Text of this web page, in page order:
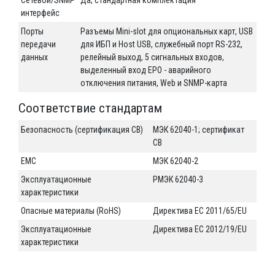
интерфейс
Порты
передачи
данных
Разъемы Mini-slot для опциональных карт, USB
для ИБП и Host USB, служебный порт RS-232,
релейный выход, 5 сигнальных входов,
выделенный вход EPO - аварийного
отключения питания, Web и SNMP-карта
Соответствие стандартам
Безопасность (сертификация CB)
МЭК 62040-1; сертификат
CB
EMC
МЭК 62040-2
Эксплуатационные
характеристики
РМЭК 62040-3
Опасные материалы (RоHS)
Директива ЕС 2011/65/EU
Эксплуатационные
характеристики
Директива ЕС 2012/19/EU